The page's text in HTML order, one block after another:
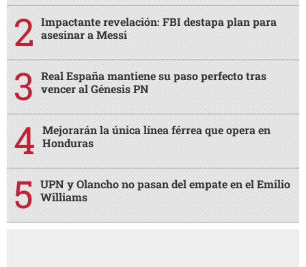
Impactante revelación: FBI destapa plan para
asesinar a Messi
Real España mantiene su paso perfecto tras
vencer al Génesis PN
Mejorarán la única línea férrea que opera en
Honduras
UPN y Olancho no pasan del empate en el Emilio
Williams